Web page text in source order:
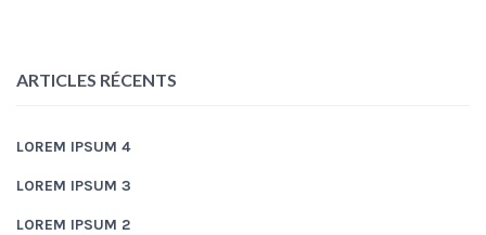
ARTICLES RÉCENTS
LOREM IPSUM 4
LOREM IPSUM 3
LOREM IPSUM 2